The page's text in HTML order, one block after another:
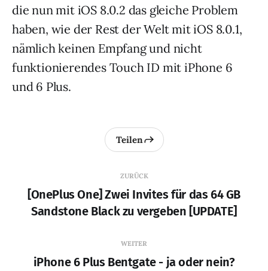
die nun mit iOS 8.0.2 das gleiche Problem
haben, wie der Rest der Welt mit iOS 8.0.1,
nämlich keinen Empfang und nicht
funktionierendes Touch ID mit iPhone 6
und 6 Plus.
ZURÜCK
[OnePlus One] Zwei Invites für das 64 GB
Sandstone Black zu vergeben [UPDATE]
Teilen
WEITER
iPhone 6 Plus Bentgate - ja oder nein?